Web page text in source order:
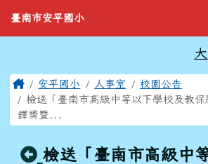
臺南市安平國小
導覽列
臺南市安平國小
大
主內容區域
Home安平國小 人事室
校園公告
檢送「臺南市高級中等以下學校及教
鐸獎暨...
回上頁
檢送「臺南市高級中
頁尾區域